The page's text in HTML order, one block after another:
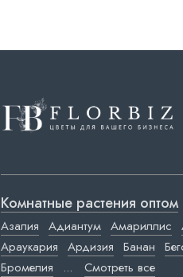
Комнатные растения оптом
Азалия Адиантум Амариллис
Араукария Ардизия Банан
Бромелия
... Смотреть все